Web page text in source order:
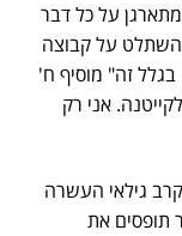
על כל דבר
להשתלט על קבוצה
בגלל זה" מוסיף ח'
אני רק
גילאי העשרה
תופסים את